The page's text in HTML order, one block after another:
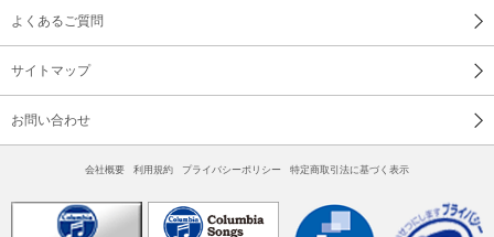
よくあるご質問
サイトマップ
お問い合わせ
会社概要 利用規約 プライバシーポリシー 特定商取引法に基づく表示